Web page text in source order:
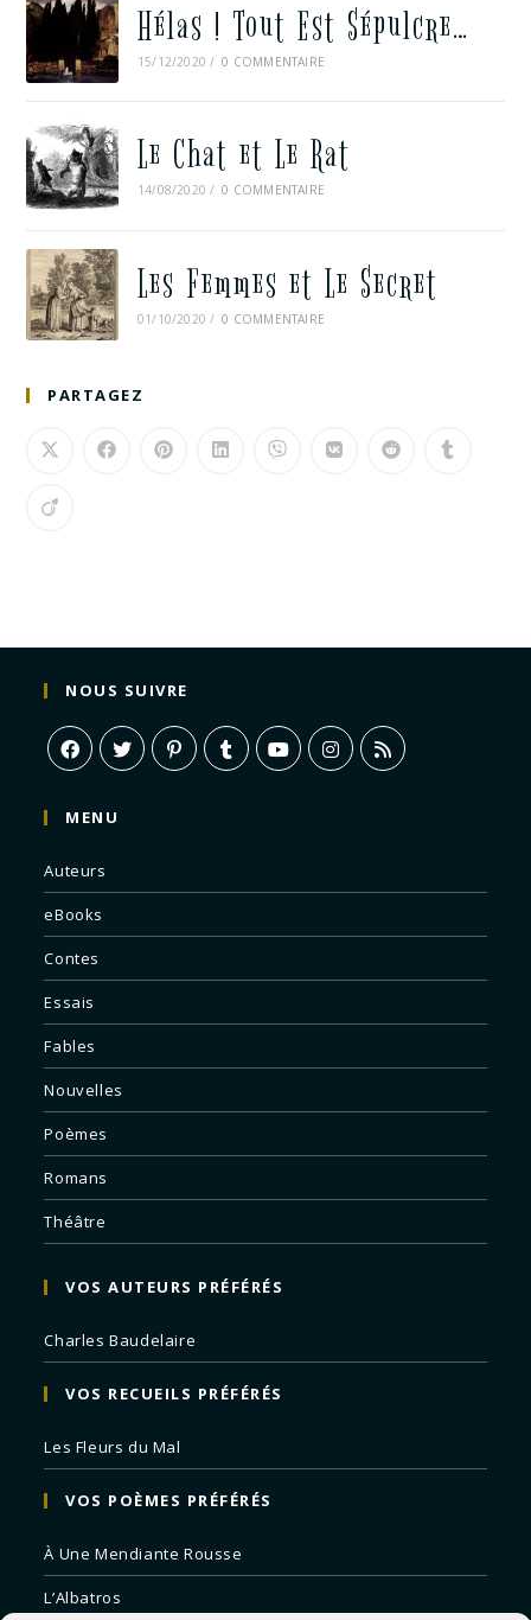
Hélas ! Tout Est Sépulcre…
15/12/2020 / 0 COMMENTAIRE
Le Chat et Le Rat
14/08/2020 / 0 COMMENTAIRE
Les Femmes et Le Secret
01/10/2020 / 0 COMMENTAIRE
PARTAGEZ
NOUS SUIVRE
MENU
Auteurs
eBooks
Contes
Essais
Fables
Nouvelles
Poèmes
Romans
Théâtre
VOS AUTEURS PRÉFÉRÉS
Charles Baudelaire
VOS RECUEILS PRÉFÉRÉS
Les Fleurs du Mal
VOS POÈMES PRÉFÉRÉS
À Une Mendiante Rousse
L’Albatros